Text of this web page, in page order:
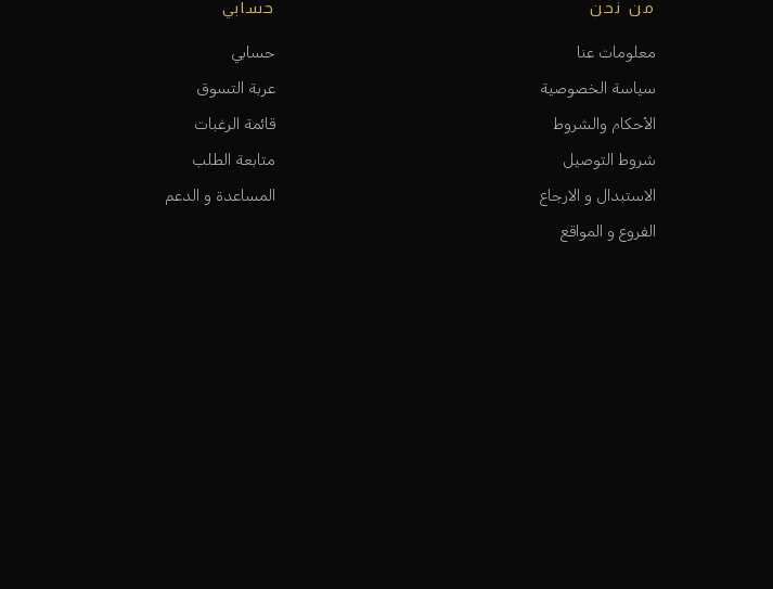
من نحن
معلومات عنا
سياسة الخصوصية
الأحكام والشروط
شروط التوصيل
الاستبدال و الارجاع
الفروع و المواقع
حسابي
حسابي
عربة التسوق
قائمة الرغبات
متابعة الطلب
المساعدة و الدعم